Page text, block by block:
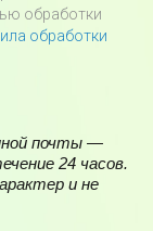
обработки
обработки
почты —
24 часов.
и не